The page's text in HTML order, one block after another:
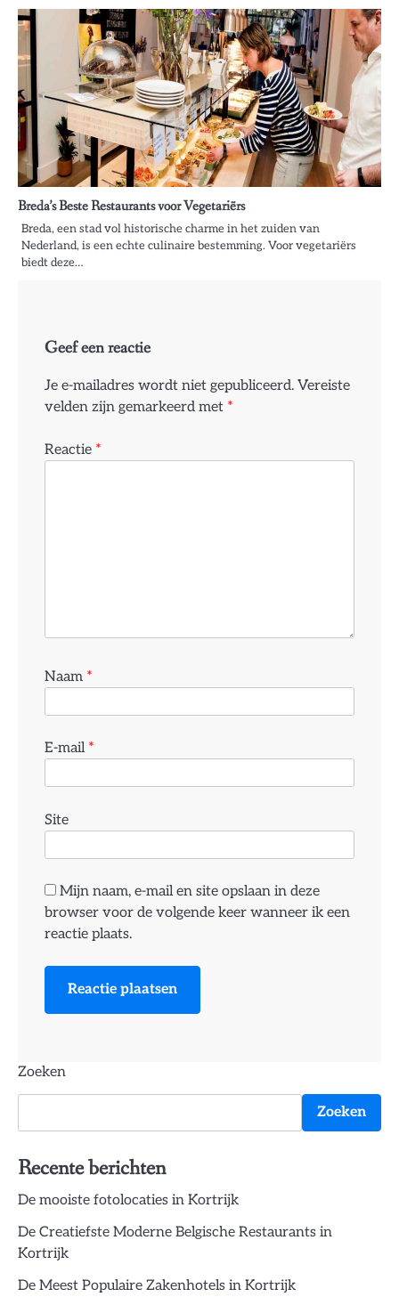
Breda’s Beste Restaurants voor Vegetariërs
Breda, een stad vol historische charme in het zuiden van
Nederland, is een echte culinaire bestemming. Voor vegetariërs
biedt deze…
Geef een reactie
Je e-mailadres wordt niet gepubliceerd. Vereiste
velden zijn gemarkeerd met *
Reactie *
Naam *
E-mail *
Site
Mijn naam, e-mail en site opslaan in deze
browser voor de volgende keer wanneer ik een
reactie plaats.
Zoeken
Zoeken
Recente berichten
De mooiste fotolocaties in Kortrijk
De Creatiefste Moderne Belgische Restaurants in
Kortrijk
De Meest Populaire Zakenhotels in Kortrijk